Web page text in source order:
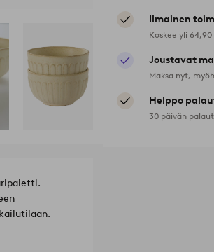
Ilmainen
Koskee yli
Joustavat
Maksa nyt,
Helppo
30 päivän